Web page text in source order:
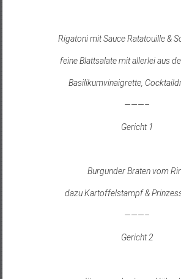
Rigatoni mit Sauce Ratatouille &
feine Blattsalate mit allerlei aus
Basilikumvinaigrette,
———–
Gericht 1
Burgunder Braten vom
dazu Kartoffelstampf &
———–
Gericht 2